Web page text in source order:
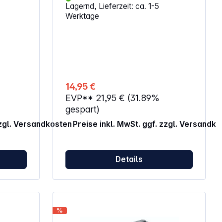
des
Versandkosten
Lagernd, Lieferzeit: ca. 1-5
Werktage
14,95 €
EVP** 21,95 € (31.89%
gespart)
Preise inkl. MwSt. ggf. zzgl.
Details
%